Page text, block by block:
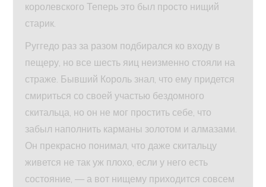
королевского Теперь это был просто нищий
старик.
Руггедо раз за разом подбирался ко входу в
пещеру, но все шесть яиц неизменно стояли на
страже. Бывший Король знал, что ему придется
смириться со своей участью бездомного
скитальца, но он не мог простить себе, что
забыл наполнить карманы золотом и алмазами.
Он прекрасно понимал, что даже скитальцу
живется не так уж плохо, если у него есть
состояние, — а вот нищему приходится совсем